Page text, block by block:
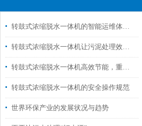
转鼓式浓缩脱水一体机的智能运维体系构建指南
转鼓式浓缩脱水一体机让污泥处理效率翻倍
转鼓式浓缩脱水一体机高效节能，重塑污泥处理未来
转鼓式浓缩脱水一体机的安全操作规范
世界环保产业的发展状况与趋势